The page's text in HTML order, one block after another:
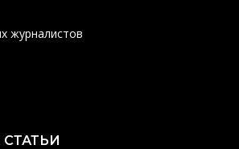
журналистов